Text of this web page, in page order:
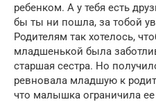
ребенком. А у тебя есть
бы ты ни пошла, за тобой
Родителям так хотелось,
младшенькой была
старшая сестра. Но
ревновала младшую к
что малышка ограничила